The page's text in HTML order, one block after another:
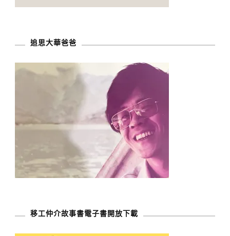
追思大華爸爸
移工仲介故事書電子書開放下載